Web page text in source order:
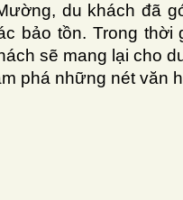
du khách đã
bảo tồn. Trong
sẽ mang lại cho
phá những nét văn